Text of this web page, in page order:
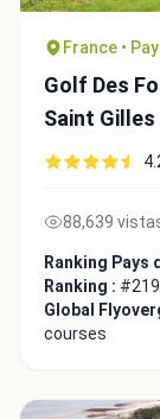
France •
Golf Des
Saint Gilles
88,639
Ranking Pays
Ranking :
Global
courses
Video choice: